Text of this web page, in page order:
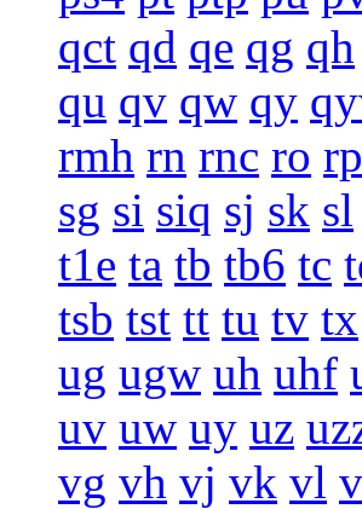
qct qd qe qg qh
qu qv qw qy
rmh rn rnc ro rp
sg si siq sj sk sl
t1e ta tb tb6 tc
tsb tst tt tu tv tx
ug ugw uh uhf
uv uw uy uz
vg vh vj vk vl